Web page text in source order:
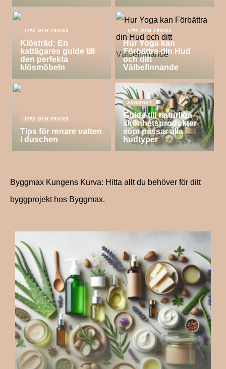
TIPS OCH TRICKS
Klösträd: En
kattägares guide till
den perfekta
klösmöbeln
TIPS OCH TRICKS
Hur Yoga kan
Förbättra din Hud
och ditt
Välbefinnande
TIPS OCH TRICKS
Tips för renare vatten
i duschen
SKÖNHET
Guide till naturliga
skönhetsprodukter
som passar alla
hudtyper
Byggmax Kungens Kurva: Hitta allt du behöver för ditt
byggprojekt hos Byggmax.